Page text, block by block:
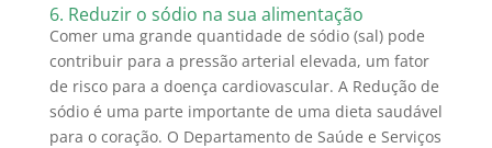
6. Reduzir o sódio na sua alimentação
Comer uma grande quantidade de sódio (sal) pode
contribuir para a pressão arterial elevada, um fator
de risco para a doença cardiovascular. A Redução de
sódio é uma parte importante de uma dieta saudável
para o coração. O Departamento de Saúde e Serviços